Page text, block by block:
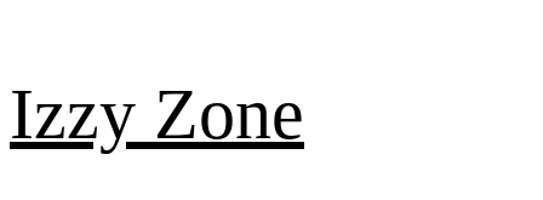
content
Izzy Zone